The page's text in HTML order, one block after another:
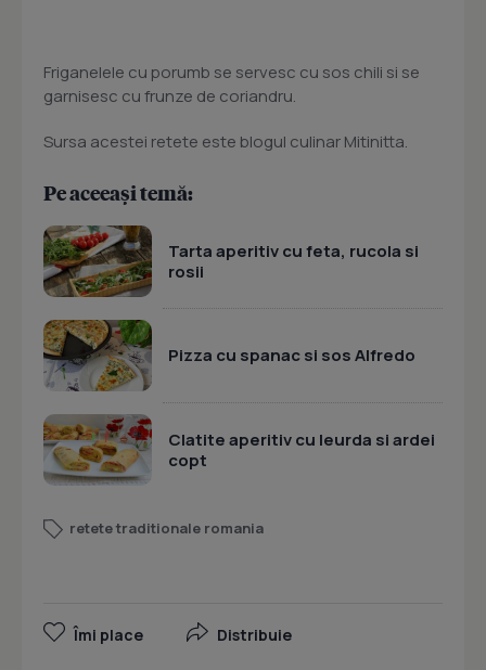
Friganelele cu porumb se servesc cu sos chili si se
garnisesc cu frunze de coriandru.
Sursa acestei retete este blogul culinar Mitinitta.
Pe aceeași temă:
Tarta aperitiv cu feta, rucola si
rosii
Pizza cu spanac si sos Alfredo
Clatite aperitiv cu leurda si ardei
copt
retete traditionale romania
Îmi place Distribuie